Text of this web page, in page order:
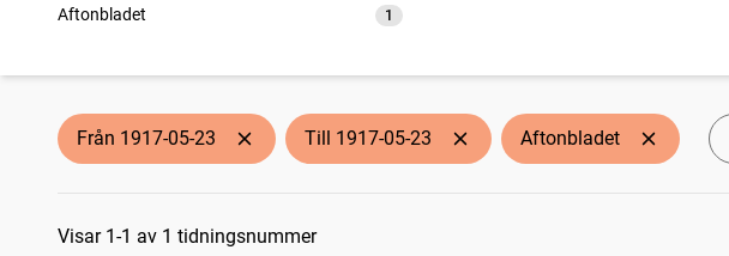
Aftonbladet 1
träffar
Från 1917-05-23 Till 1917-05-23 Aftonbladet
Sökresultat
Visar 1-1 av 1 tidningsnummer